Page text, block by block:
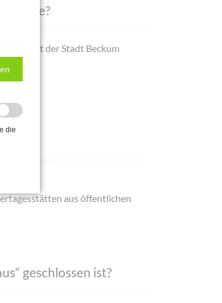
mit der Stadt Beckum
aus öffentlichen
geschlossen ist?
die